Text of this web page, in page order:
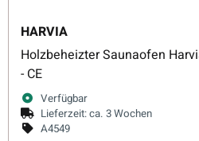
HARVIA
Holzbeheizter Saunaofen
- CE
Verfügbar
Lieferzeit:ca. 3 Wochen
A4549